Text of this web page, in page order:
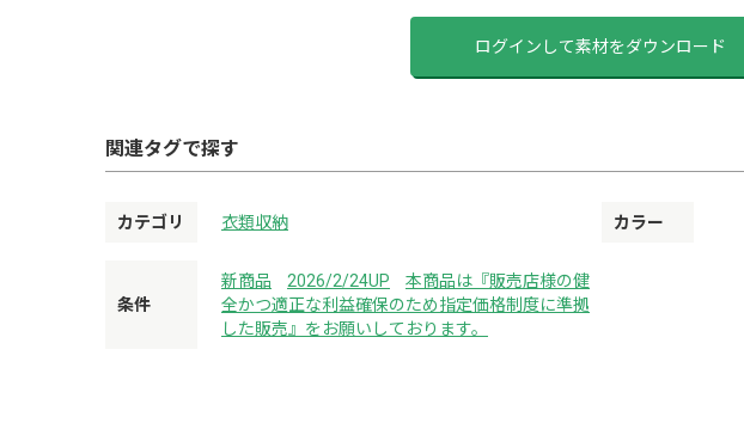
ログインして素材をダウンロード
関連タグで探す
カテゴリ 衣類収納 カラー
条件
新商品 2026/2/24UP
本商品は『販売店様の健
全かつ適正な利益確保のため指定価格制度に準拠
した販売』をお願いしております。